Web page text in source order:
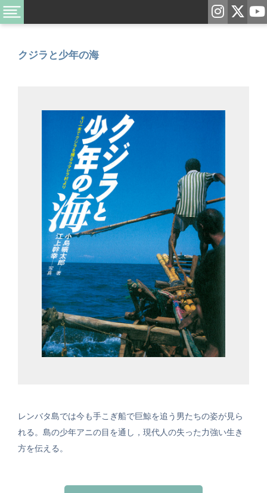
クジラと少年の海
レンバタ島では今も手こぎ船で巨鯨を追う男たちの姿が見ら
れる。島の少年アニの目を通し，現代人の失った力強い生き
方を伝える。